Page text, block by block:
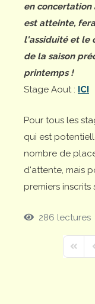
en concertation
est atteinte,
l'assiduité et le
de la saison
printemps !
Stage Aout : ICI
Pour tous les
qui est
nombre de
d'attente, mais
premiers inscrits
286 lectures
First